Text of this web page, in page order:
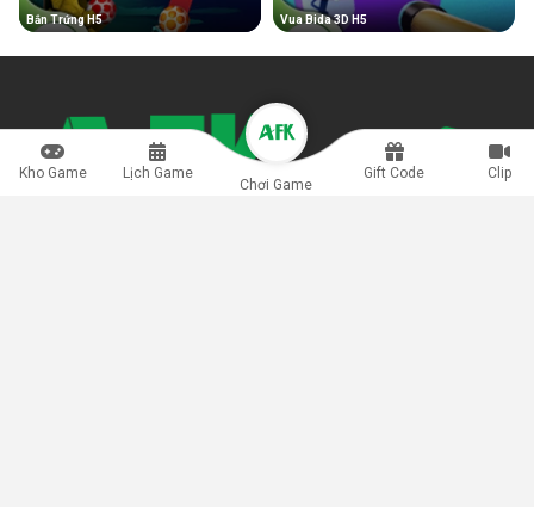
Bắn Trứng H5 Vua Bida 3D H5
Kho Game Lịch Game
Chơi Game
Gift Code Clip